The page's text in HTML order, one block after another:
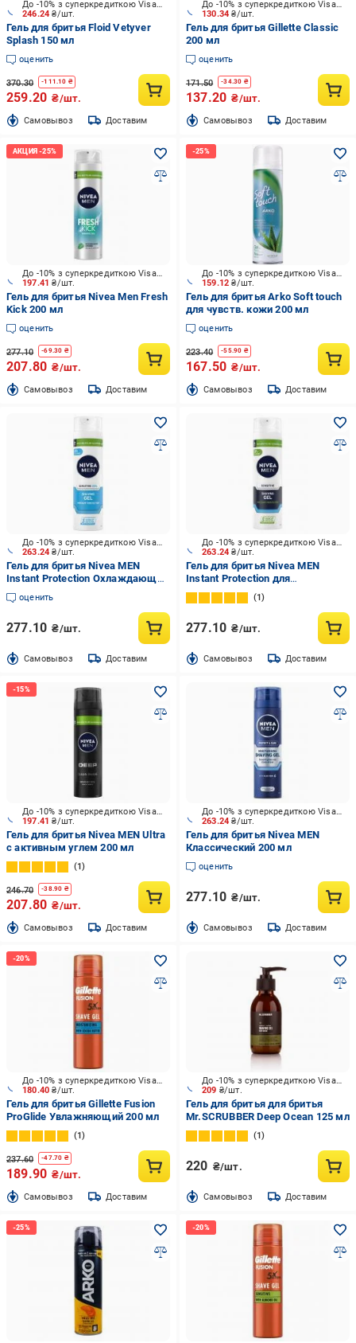
246.24₴/шт.
До -10% з суперкредиткою Visa Вигода
Гель для бритья Floid Vetyver
Splash 150 мл
оценить
370.30 -111.10 ₴
259.20 ₴/шт.
Cамовывоз Доставим
130.34₴/шт.
До -10% з суперкредиткою Visa Вигода
Гель для бритья Gillette Classic
200 мл
оценить
171.50 -34.30 ₴
137.20 ₴/шт.
Cамовывоз Доставим
197.41₴/шт.
До -10% з суперкредиткою Visa Вигода
Гель для бритья Nivea Men Fresh
Kick 200 мл
оценить
277.10 -69.30 ₴
207.80 ₴/шт.
Cамовывоз Доставим
159.12₴/шт.
До -10% з суперкредиткою Visa Вигода
Гель для бритья Arko Soft touch
для чувств. кожи 200 мл
оценить
223.40 -55.90 ₴
167.50 ₴/шт.
Cамовывоз Доставим
263.24₴/шт.
До -10% з суперкредиткою Visa Вигода
Гель для бритья Nivea MEN
Instant Protection Охлаждающий
для чувствительной кожи 200
мл
оценить
277.10 ₴/шт.
Cамовывоз Доставим
263.24₴/шт.
До -10% з суперкредиткою Visa Вигода
Гель для бритья Nivea MEN
Instant Protection для
чувствительной кожи 200 мл
1
277.10 ₴/шт.
Cамовывоз Доставим
197.41₴/шт.
До -10% з суперкредиткою Visa Вигода
Гель для бритья Nivea MEN Ultra
с активным углем 200 мл
1
246.70 -38.90 ₴
207.80 ₴/шт.
Cамовывоз Доставим
263.24₴/шт.
До -10% з суперкредиткою Visa Вигода
Гель для бритья Nivea MEN
Классический 200 мл
оценить
277.10 ₴/шт.
Cамовывоз Доставим
180.40₴/шт.
До -10% з суперкредиткою Visa Вигода
Гель для бритья Gillette Fusion
ProGlide Увлажняющий 200 мл
1
237.60 -47.70 ₴
189.90 ₴/шт.
Cамовывоз Доставим
209 ₴/шт.
До -10% з суперкредиткою Visa Вигода
Гель для бритья для бритья
Mr.SCRUBBER Deep Ocean 125 мл
1
220 ₴/шт.
Cамовывоз Доставим